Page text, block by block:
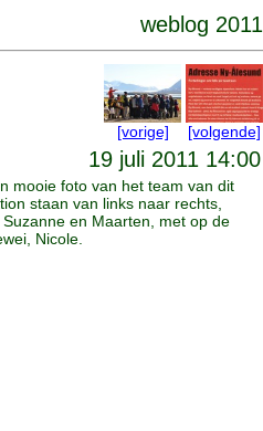
weblog 2011
[vorige] [volgende]
19 juli 2011 14:00
mooie foto van het team van dit
staan van links naar rechts,
en Maarten, met op de
Nicole.